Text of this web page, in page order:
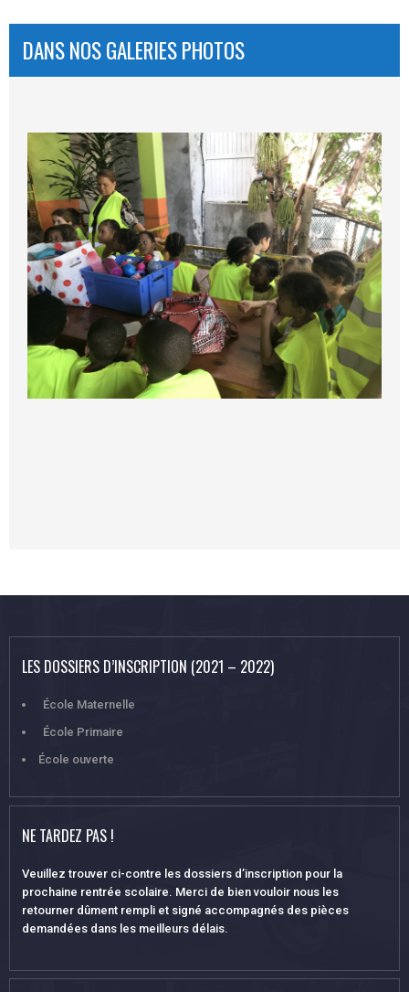
DANS NOS GALERIES PHOTOS
LES DOSSIERS D’INSCRIPTION (2021 – 2022)
École Maternelle
École Primaire
École ouverte
NE TARDEZ PAS !
Veuillez trouver ci-contre les dossiers d’inscription pour la
prochaine rentrée scolaire. Merci de bien vouloir nous les
retourner dûment rempli et signé accompagnés des pièces
demandées dans les meilleurs délais.